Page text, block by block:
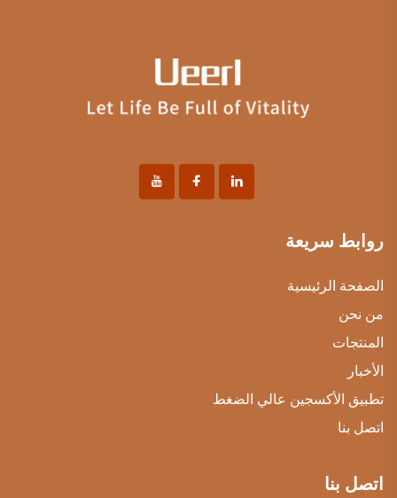
روابط سريعة
الصفحة الرئيسية
من نحن
المنتجات
الأخبار
تطبيق الأكسجين عالي الضغط
اتصل بنا
اتصل بنا